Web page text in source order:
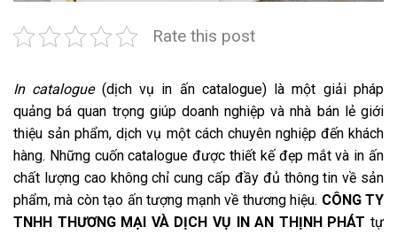
Rate this post
In catalogue(dịch vụ in ấn catalogue) là một giải pháp
quảng bá quan trọng giúp doanh nghiệp và nhà bán lẻ giới
thiệu sản phẩm, dịch vụ một cách chuyên nghiệp đến khách
hàng. Những cuốn catalogue được thiết kế đẹp mắt và in ấn
chất lượng cao không chỉ cung cấp đầy đủ thông tin về sản
phẩm, mà còn tạo ấn tượng mạnh về thương hiệu. CÔNG TY
TNHH THƯƠNG MẠI VÀ DỊCH VỤ IN AN THỊNH PHÁT tự